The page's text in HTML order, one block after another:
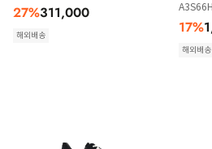
27%311,000
해외배송 17%
해외배송